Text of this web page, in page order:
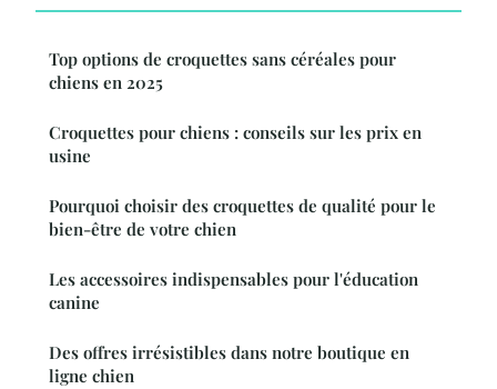
Top options de croquettes sans céréales pour
chiens en 2025
Croquettes pour chiens : conseils sur les prix en
usine
Pourquoi choisir des croquettes de qualité pour le
bien-être de votre chien
Les accessoires indispensables pour l'éducation
canine
Des offres irrésistibles dans notre boutique en
ligne chien